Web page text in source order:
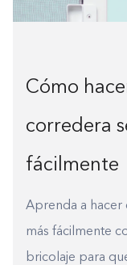
Cómo
corredera
fácilmente
Aprenda a hacer
más fácilmente
bricolaje para